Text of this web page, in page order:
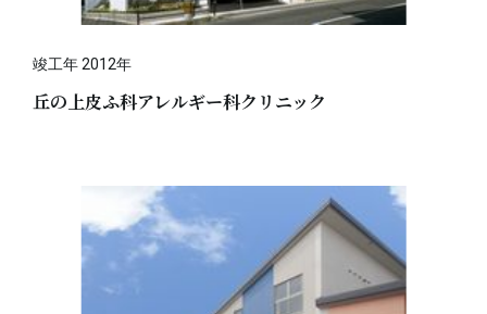
竣工年 2012年
丘の上皮ふ科アレルギー科クリニック